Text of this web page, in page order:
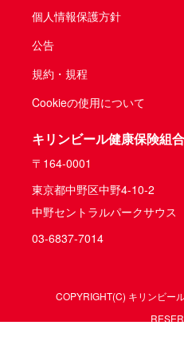
個人情報保護方針
公告
規約・規程
Cookieの使用について
キリンビール健康保険組合
〒164-0001
東京都中野区中野4-10-2
中野セントラルパークサウス
03-6837-7014
COPYRIGHT(C) キリンビー